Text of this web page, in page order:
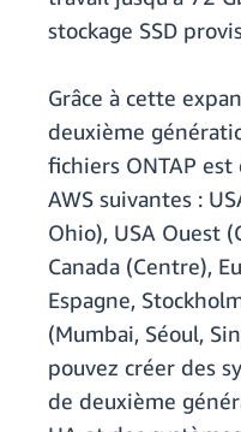
stockage SSD
Grâce à cette
deuxième
fichiers ONTAP
AWS suivantes :
Ohio), USA Ouest
Canada (Centre),
Espagne,
(Mumbai, Séoul,
pouvez créer des
de deuxième